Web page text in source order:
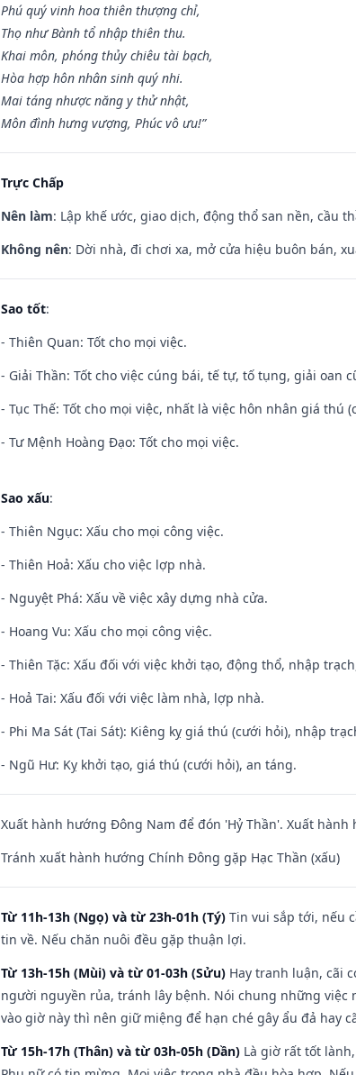
Phú quý vinh hoa thiên thượng chỉ,
Thọ như Bành tổ nhập thiên thu.
Khai môn, phóng thủy chiêu tài bạch,
Hòa hợp hôn nhân sinh quý nhi.
Mai táng nhược năng y thử nhật,
Môn đình hưng vượng, Phúc vô ưu!”
Trực Chấp
Nên làm: Lập khế ước, giao dịch, động thổ san nền, cầu
Không nên: Dời nhà, đi chơi xa, mở cửa hiệu buôn bán,
Sao tốt:
- Thiên Quan: Tốt cho mọi việc.
- Giải Thần: Tốt cho việc cúng bái, tế tự, tố tụng, giải oan
- Tục Thế: Tốt cho mọi việc, nhất là việc hôn nhân giá thú
- Tư Mệnh Hoàng Đạo: Tốt cho mọi việc.
Sao xấu:
- Thiên Ngục: Xấu cho mọi công việc.
- Thiên Hoả: Xấu cho việc lợp nhà.
- Nguyệt Phá: Xấu về việc xây dựng nhà cửa.
- Hoang Vu: Xấu cho mọi công việc.
- Thiên Tặc: Xấu đối với việc khởi tạo, động thổ, nhập
- Hoả Tai: Xấu đối với việc làm nhà, lợp nhà.
- Phi Ma Sát (Tai Sát): Kiêng kỵ giá thú (cưới hỏi), nhập
- Ngũ Hư: Kỵ khởi tạo, giá thú (cưới hỏi), an táng.
Xuất hành hướng Đông Nam để đón 'Hỷ Thần'. Xuất hành
Tránh xuất hành hướng Chính Đông gặp Hạc Thần (xấu)
Từ 11h-13h (Ngọ) và từ 23h-01h (Tý) Tin vui sắp tới, nếu
tin về. Nếu chăn nuôi đều gặp thuận lợi.
Từ 13h-15h (Mùi) và từ 01-03h (Sửu) Hay tranh luận, cãi
người nguyền rủa, tránh lây bệnh. Nói chung những
vào giờ này thì nên giữ miệng để hạn ché gây ẩu đả hay
Từ 15h-17h (Thân) và từ 03h-05h (Dần) Là giờ rất tốt